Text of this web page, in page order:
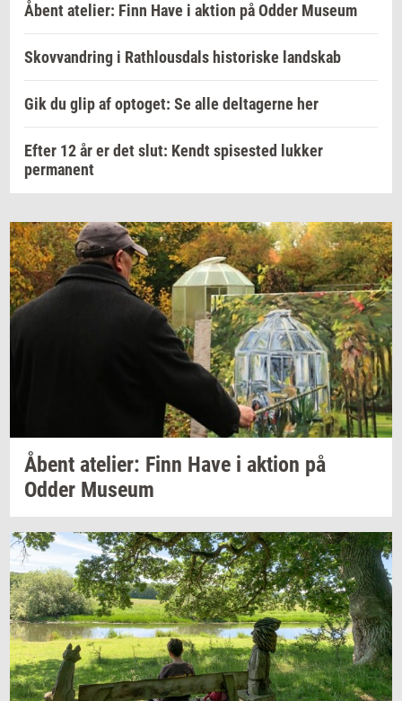
Åbent atelier: Finn Have i aktion på Odder Museum
Skovvandring i Rathlousdals historiske landskab
Gik du glip af optoget: Se alle deltagerne her
Efter 12 år er det slut: Kendt spisested lukker
permanent
Åbent ate­li­er: Finn Have i ak­tion på
Odder Mu­se­um